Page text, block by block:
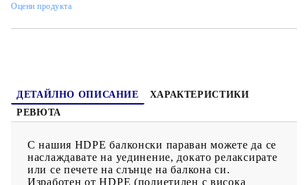
Оцени продукта
ДЕТАЙЛНО ОПИСАНИЕ
ХАРАКТЕРИСТИКИ
РЕВЮТА
С нашия HDPE балконски параван можете да се
наслаждавате на уединение, докато релаксирате
или се печете на слънце на балкона си.
Изработен от HDPE (полиетилен с висока